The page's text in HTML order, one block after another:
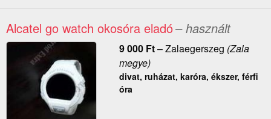
Alcatel go watch okosóra eladó– használt
9 000 Ft–Zalaegerszeg (Zala
megye)
divat, ruházat, karóra, ékszer, férfi
óra